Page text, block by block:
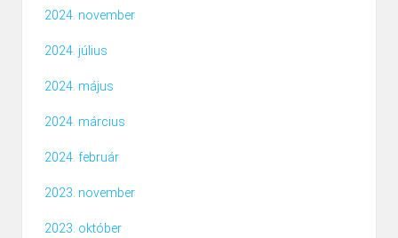
2024. november
2024. július
2024. május
2024. március
2024. február
2023. november
2023. október